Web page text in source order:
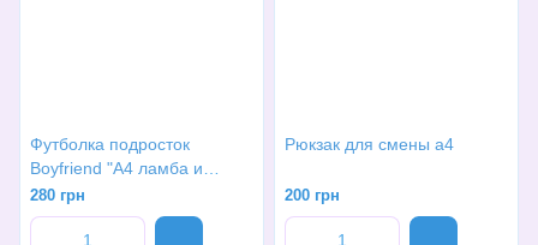
Футболка подросток
Boyfriend "А4 ламба и
гелик"
280 грн
Рюкзак для смены а4
200 грн